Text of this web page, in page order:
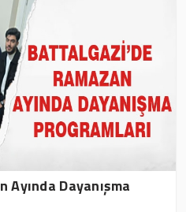
Dayanışma